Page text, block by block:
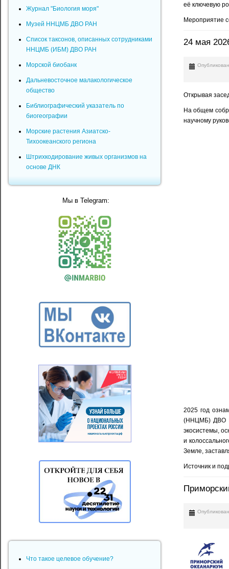
её ключевую
Мероприятие
24 мая
Открывая
На общем
научному
2025 год
(ННЦМБ) ДВО
экосистемы,
и
Земле,
Источник и
Журнал "Биология моря"
Музей ННЦМБ ДВО РАН
Список таксонов, описанных сотрудниками
ННЦМБ (ИБМ) ДВО РАН
Морской биобанк
Дальневосточное малакологическое
общество
Библиографический указатель по
биогеографии
Морские растения Азиатско-
Тихоокеанского региона
Штрихкодирование живых организмов на
основе ДНК
Мы в Telegram:
Что такое целевое обучение?